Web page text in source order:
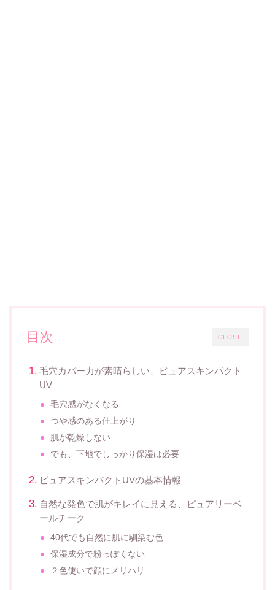
CLOSE
目次
毛穴カバー力が素晴らしい、ピュアスキンパクト
UV
毛穴感がなくなる
つや感のある仕上がり
肌が乾燥しない
でも、下地でしっかり保湿は必要
ピュアスキンパクトUVの基本情報
自然な発色で肌がキレイに見える、ピュアリーベ
ールチーク
40代でも自然に肌に馴染む色
保湿成分で粉っぽくない
２色使いで顔にメリハリ